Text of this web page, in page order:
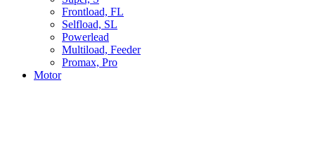
Frontload, FL
Selfload, SL
Powerlead
Multiload, Feeder
Promax, Pro
Motor